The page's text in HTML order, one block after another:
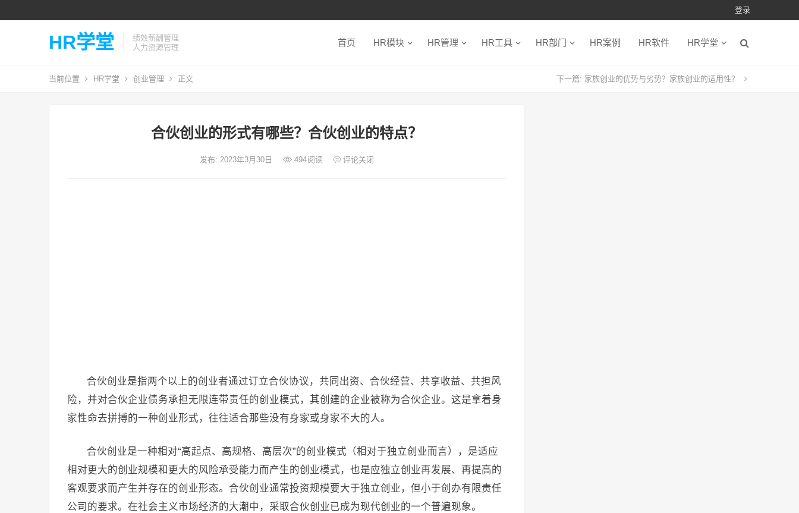
登录
HR学堂
绩效薪酬管理
人力资源管理
首页 HR模块 HR管理 HR工具 HR部门 HR案例 HR软件 HR学堂
当前位置 HR学堂 创业管理 正文 下一篇: 家族创业的优势与劣势？家族创业的适用性？
合伙创业的形式有哪些？合伙创业的特点？
发布: 2023年3月30日 494阅读 评论关闭
合伙创业是指两个以上的创业者通过订立合伙协议，共同出资、合伙经营、共享收益、共担风
险，并对合伙企业债务承担无限连带责任的创业模式，其创建的企业被称为合伙企业。这是拿着身
家性命去拼搏的一种创业形式，往往适合那些没有身家或身家不大的人。
合伙创业是一种相对“高起点、高规格、高层次”的创业模式（相对于独立创业而言），是适应
相对更大的创业规模和更大的风险承受能力而产生的创业模式，也是应独立创业再发展、再提高的
客观要求而产生并存在的创业形态。合伙创业通常投资规模要大于独立创业，但小于创办有限责任
公司的要求。在社会主义市场经济的大潮中，采取合伙创业已成为现代创业的一个普遍现象。